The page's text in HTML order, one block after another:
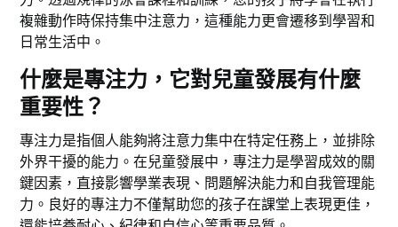
複雜動作時保持集中注意力，這種能力更會遷移到學習和
日常生活中。
什麼是專注力，它對兒童發展有什麼
重要性？
專注力是指個人能夠將注意力集中在特定任務上，並排除
外界干擾的能力。在兒童發展中，專注力是學習成效的關
鍵因素，直接影響學業表現、問題解決能力和自我管理能
力。良好的專注力不僅幫助您的孩子在課堂上表現更佳，